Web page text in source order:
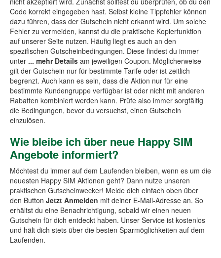
Code korrekt eingegeben hast. Selbst kleine Tippfehler können
dazu führen, dass der Gutschein nicht erkannt wird. Um solche
Fehler zu vermeiden, kannst du die praktische Kopierfunktion
auf unserer Seite nutzen. Häufig liegt es auch an den
spezifischen Gutscheinbedingungen. Diese findest du immer
unter ... mehr Details am jeweiligen Coupon. Möglicherweise
gilt der Gutschein nur für bestimmte Tarife oder ist zeitlich
begrenzt. Auch kann es sein, dass die Aktion nur für eine
bestimmte Kundengruppe verfügbar ist oder nicht mit anderen
Rabatten kombiniert werden kann. Prüfe also immer sorgfältig
die Bedingungen, bevor du versuchst, einen Gutschein
einzulösen.
Wie bleibe ich über neue Happy SIM
Angebote informiert?
Möchtest du immer auf dem Laufenden bleiben, wenn es um die
neuesten Happy SIM Aktionen geht? Dann nutze unseren
praktischen Gutscheinwecker! Melde dich einfach oben über
den Button Jetzt Anmelden mit deiner E-Mail-Adresse an. So
erhältst du eine Benachrichtigung, sobald wir einen neuen
Gutschein für dich entdeckt haben. Unser Service ist kostenlos
und hält dich stets über die besten Sparmöglichkeiten auf dem
Laufenden.